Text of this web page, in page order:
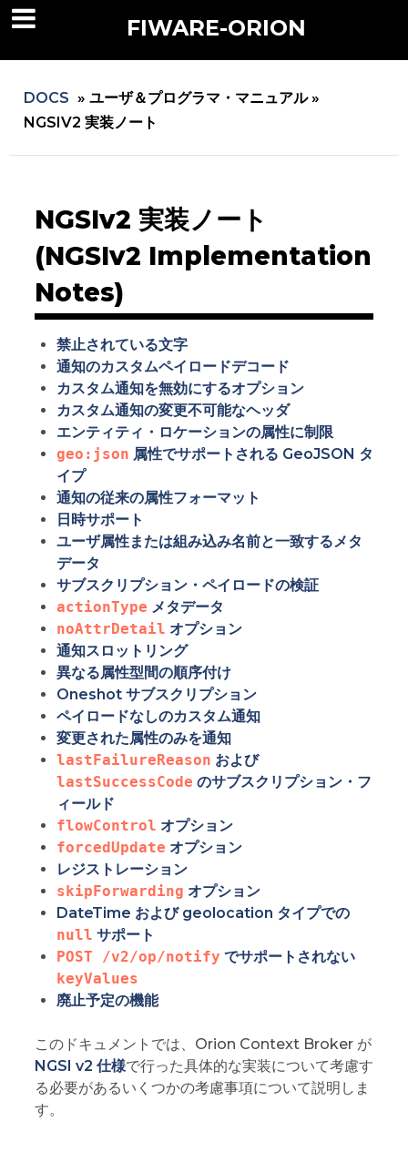
FIWARE-ORION
DOCS » ユーザ＆プログラマ・マニュアル »
NGSIV2 実装ノート
NGSIv2 実装ノート
(NGSIv2 Implementation
Notes)
禁止されている文字
通知のカスタムペイロードデコード
カスタム通知を無効にするオプション
カスタム通知の変更不可能なヘッダ
エンティティ・ロケーションの属性に制限
geo:json 属性でサポートされる GeoJSON タ
イプ
通知の従来の属性フォーマット
日時サポート
ユーザ属性または組み込み名前と一致するメタ
データ
サブスクリプション・ペイロードの検証
actionType メタデータ
noAttrDetail オプション
通知スロットリング
異なる属性型間の順序付け
Oneshot サブスクリプション
ペイロードなしのカスタム通知
変更された属性のみを通知
lastFailureReason および
lastSuccessCode のサブスクリプション・フ
ィールド
flowControl オプション
forcedUpdate オプション
レジストレーション
skipForwarding オプション
DateTime および geolocation タイプでの
null サポート
POST /v2/op/notify でサポートされない
keyValues
廃止予定の機能
このドキュメントでは、Orion Context Broker が
NGSI v2 仕様で行った具体的な実装について考慮す
る必要があるいくつかの考慮事項について説明しま
す。